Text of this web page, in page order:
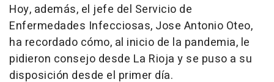
Hoy, además, el jefe del Servicio de
Enfermedades Infecciosas, Jose Antonio Oteo,
ha recordado cómo, al inicio de la pandemia, le
pidieron consejo desde La Rioja y se puso a su
disposición desde el primer día.